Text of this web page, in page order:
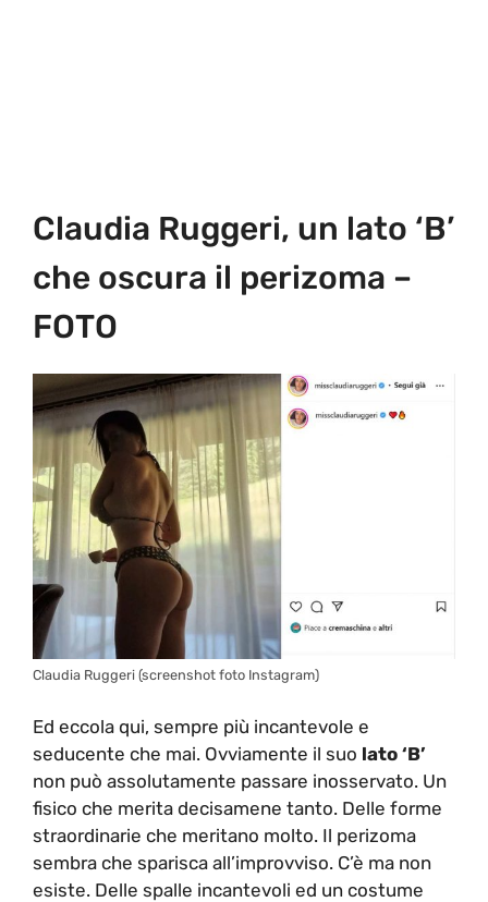
Claudia Ruggeri, un lato ‘B’
che oscura il perizoma –
FOTO
Claudia Ruggeri (screenshot foto Instagram)
Ed eccola qui, sempre più incantevole e
seducente che mai. Ovviamente il suo lato ‘B’
non può assolutamente passare inosservato. Un
fisico che merita decisamene tanto. Delle forme
straordinarie che meritano molto. Il perizoma
sembra che sparisca all’improvviso. C’è ma non
esiste. Delle spalle incantevoli ed un costume